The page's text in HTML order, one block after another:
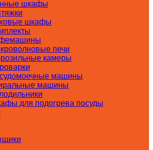
шкафы
шкафы
печи
камеры
машины
машины
для подогрева посуды